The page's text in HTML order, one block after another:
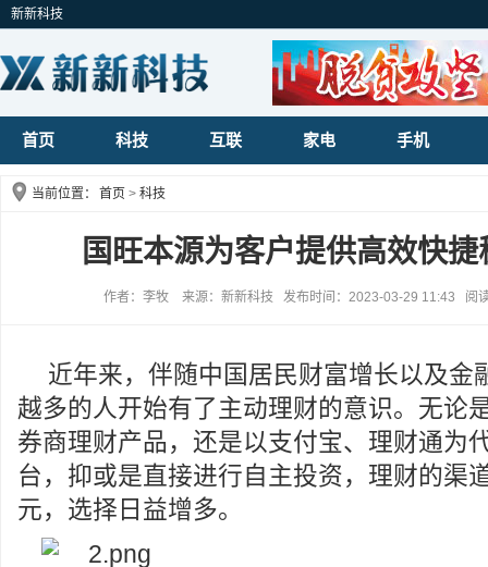
新新科技
首页 科技 互联 家电 手机
当前位置： 首页 > 科技
国旺本源为客户提供高效快
作者：李牧 来源：新新科技 发布时间：2023-03-29 11:43 阅
近年来，伴随中国居民财富增长以及金
越多的人开始有了主动理财的意识。无论
券商理财产品，还是以支付宝、理财通为
台，抑或是直接进行自主投资，理财的渠
元，选择日益增多。